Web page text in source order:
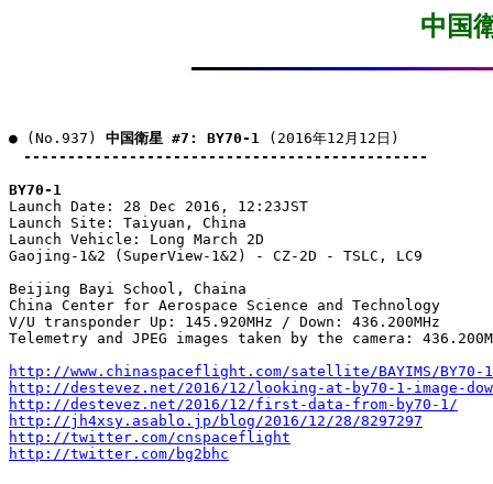
中国
● (No.937) 中国衛星 #7: BY70-1
(2016年12月12日)
----------------------------------------------
BY70-1
Launch Date: 28 Dec 2016, 12:23JST
Launch Site: Taiyuan, China
Launch Vehicle: Long March 2D
Gaojing-1&2 (SuperView-1&2) - CZ-2D - TSLC, LC9
Beijing Bayi School, Chaina
China Center for Aerospace Science and Technology
V/U transponder Up: 145.920MHz / Down: 436.200MHz
Telemetry and JPEG images taken by the camera:
http://www.chinaspaceflight.com/satellite/BAYIMS/BY70-
http://destevez.net/2016/12/looking-at-by70-1-image-
http://destevez.net/2016/12/first-data-from-by70-1/
http://jh4xsy.asablo.jp/blog/2016/12/28/8297297
http://twitter.com/cnspaceflight
http://twitter.com/bg2bhc